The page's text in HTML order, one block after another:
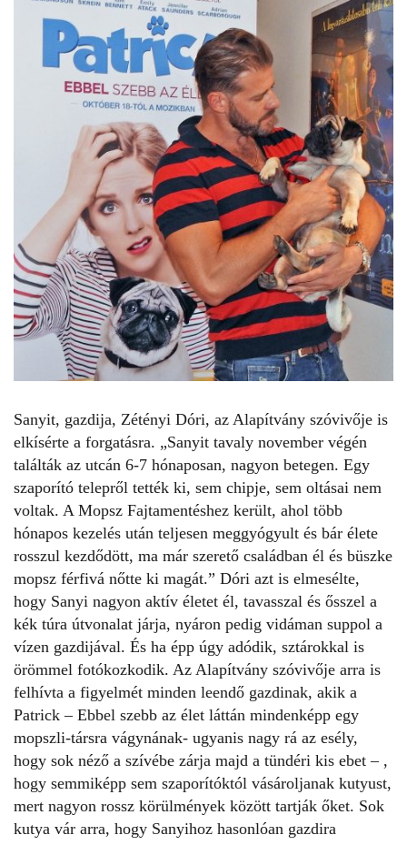
Sanyit, gazdija, Zétényi Dóri, az Alapítvány szóvivője is
elkísérte a forgatásra. „Sanyit tavaly november végén
találták az utcán 6-7 hónaposan, nagyon betegen. Egy
szaporító telepről tették ki, sem chipje, sem oltásai nem
voltak. A Mopsz Fajtamentéshez került, ahol több
hónapos kezelés után teljesen meggyógyult és bár élete
rosszul kezdődött, ma már szerető családban él és büszke
mopsz férfivá nőtte ki magát.” Dóri azt is elmesélte,
hogy Sanyi nagyon aktív életet él, tavasszal és ősszel a
kék túra útvonalat járja, nyáron pedig vidáman suppol a
vízen gazdijával. És ha épp úgy adódik, sztárokkal is
örömmel fotókozkodik. Az Alapítvány szóvivője arra is
felhívta a figyelmét minden leendő gazdinak, akik a
Patrick – Ebbel szebb az élet láttán mindenképp egy
mopszli-társra vágynának- ugyanis nagy rá az esély,
hogy sok néző a szívébe zárja majd a tündéri kis ebet – ,
hogy semmiképp sem szaporítóktól vásároljanak kutyust,
mert nagyon rossz körülmények között tartják őket. Sok
kutya vár arra, hogy Sanyihoz hasonlóan gazdira